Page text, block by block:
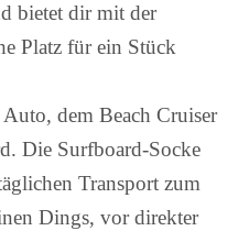
bietet dir mit der
Platz für ein Stück
dem Beach Cruiser
Die Surfboard-Socke
Transport zum
Dings, vor direkter